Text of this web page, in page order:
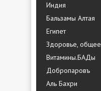
Индия
Бальзамы Алтая
Египет
Здоровье, общее
Витамины.БАДы
Добропаровъ
Аль Бахри